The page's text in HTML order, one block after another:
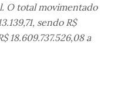
O total movimentado
sendo R$
18.609.737.526,08 a